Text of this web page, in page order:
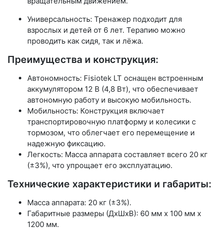
Универсальность: Тренажер подходит для
взрослых и детей от 6 лет. Терапию можно
проводить как сидя, так и лёжа.
Преимущества и конструкция:
Автономность: Fisiotek LT оснащен встроенным
аккумулятором 12 В (4,8 Вт), что обеспечивает
автономную работу и высокую мобильность.
Мобильность: Конструкция включает
транспортировочную платформу и колесики с
тормозом, что облегчает его перемещение и
надежную фиксацию.
Легкость: Масса аппарата составляет всего 20 кг
(±3%), что упрощает его эксплуатацию.
Технические характеристики и габариты:
Масса аппарата: 20 кг (±3%).
Габаритные размеры (ДхШхВ): 60 мм х 100 мм х
1200 мм.